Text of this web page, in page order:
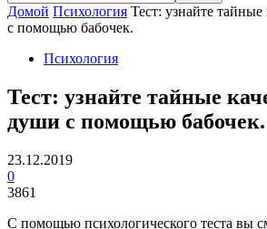
Домой Психология Тест: узнайте
с помощью бабочек.
Психология
Тест: узнайте тайные
души с помощью бабочек.
23.12.2019
0
3861
С помощью психологического теста вы